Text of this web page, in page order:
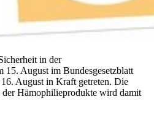
in der
15. August im Bundesgesetzblatt
August in Kraft getreten. Die
der Hämophilieprodukte wird damit